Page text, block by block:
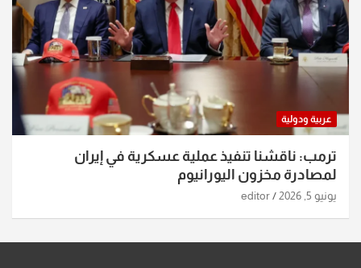
عربية ودولية
ترمب: ناقشنا تنفيذ عملية عسكرية في إيران
لمصادرة مخزون اليورانيوم
يونيو 5, 2026 editor